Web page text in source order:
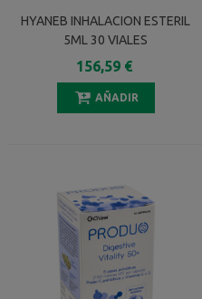
HYANEB INHALACION ESTERIL
5ML 30 VIALES
156,59 €
AÑADIR